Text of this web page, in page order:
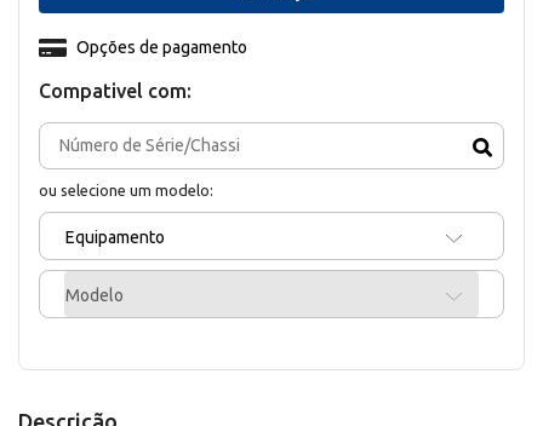
Compativel com:
ou selecione um modelo:
Equipamento
Modelo
Opções de pagamento